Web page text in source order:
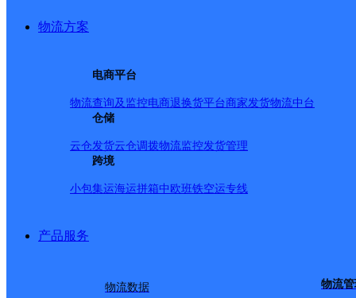
物流方案
电商平台
物流查询及监控电商退换货平台商家发货物流中台
仓储
云仓发货云仓调拨物流监控发货管理
跨境
小包集运海运拼箱中欧班铁空运专线
产品服务
物流数据 物流
圆通速递(5) 韵达速递(46)
中通快递,云浮市,快递网
中通快递 更多号码
派送范围:云城区：环市
闻莺路、府前路、城中